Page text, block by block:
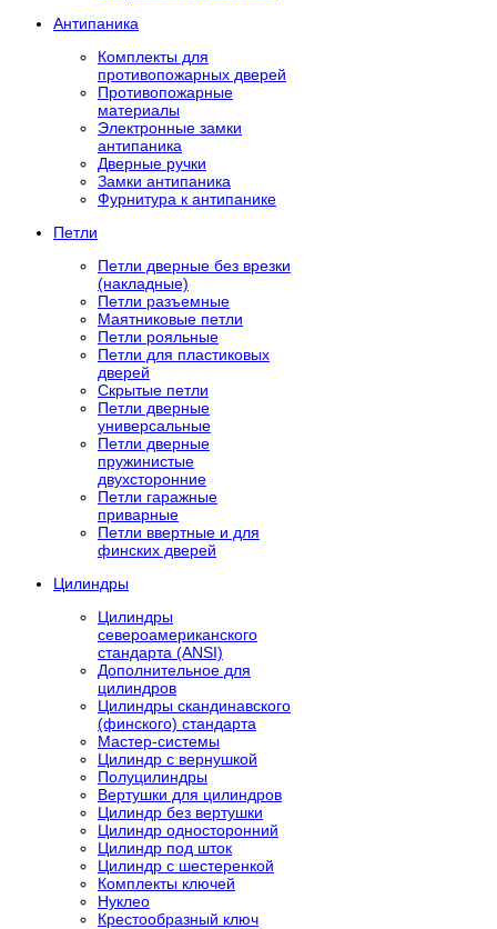
Антипаника
Комплекты для
противопожарных дверей
Противопожарные
материалы
Электронные замки
антипаника
Дверные ручки
Замки антипаника
Фурнитура к антипанике
Петли
Петли дверные без врезки
(накладные)
Петли разъемные
Маятниковые петли
Петли рояльные
Петли для пластиковых
дверей
Скрытые петли
Петли дверные
универсальные
Петли дверные
пружинистые
двухсторонние
Петли гаражные
приварные
Петли ввертные и для
финских дверей
Цилиндры
Цилиндры
североамериканского
стандарта (ANSI)
Дополнительное для
цилиндров
Цилиндры скандинавского
(финского) стандарта
Мастер-системы
Цилиндр с вернушкой
Полуцилиндры
Вертушки для цилиндров
Цилиндр без вертушки
Цилиндр односторонний
Цилиндр под шток
Цилиндр с шестеренкой
Комплекты ключей
Нуклео
Крестообразный ключ